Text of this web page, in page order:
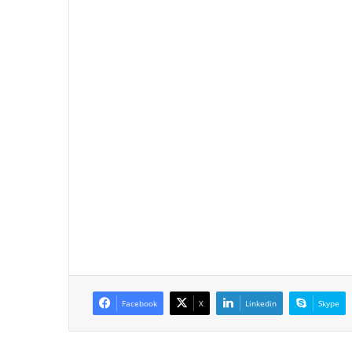
Facebook X Linkedin Skype